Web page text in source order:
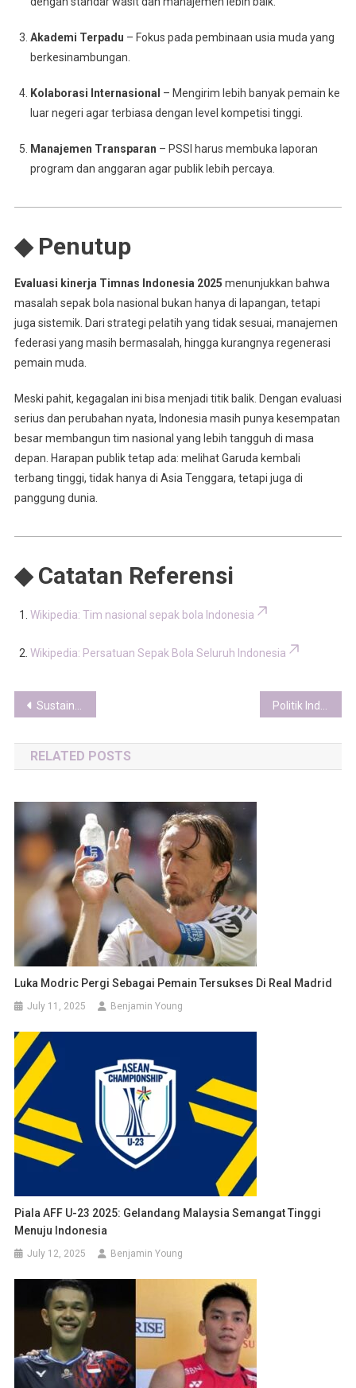
Akademi Terpadu – Fokus pada pembinaan usia muda yang
berkesinambungan.
Kolaborasi Internasional – Mengirim lebih banyak pemain ke
luar negeri agar terbiasa dengan level kompetisi tinggi.
Manajemen Transparan – PSSI harus membuka laporan
program dan anggaran agar publik lebih percaya.
◆ Penutup
Evaluasi kinerja Timnas Indonesia 2025 menunjukkan bahwa
masalah sepak bola nasional bukan hanya di lapangan, tetapi
juga sistemik. Dari strategi pelatih yang tidak sesuai, manajemen
federasi yang masih bermasalah, hingga kurangnya regenerasi
pemain muda.
Meski pahit, kegagalan ini bisa menjadi titik balik. Dengan evaluasi
serius dan perubahan nyata, Indonesia masih punya kesempatan
besar membangun tim nasional yang lebih tangguh di masa
depan. Harapan publik tetap ada: melihat Garuda kembali
terbang tinggi, tidak hanya di Asia Tenggara, tetapi juga di
panggung dunia.
◆ Catatan Referensi
Wikipedia: Tim nasional sepak bola Indonesia
Wikipedia: Persatuan Sepak Bola Seluruh Indonesia
Post
navigation
Sustainable Fashion Indonesia 2025: Tren Ramah Lingkungan dan Ekonomi Sirkular Politik Indonesia 2025: Dinamika Pemerintahan dan Tuntutan Reformasi
RELATED POSTS
Luka Modric Pergi Sebagai Pemain Tersukses Di Real Madrid
July 11, 2025 Benjamin Young
Piala AFF U-23 2025: Gelandang Malaysia Semangat Tinggi
Menuju Indonesia
July 12, 2025 Benjamin Young